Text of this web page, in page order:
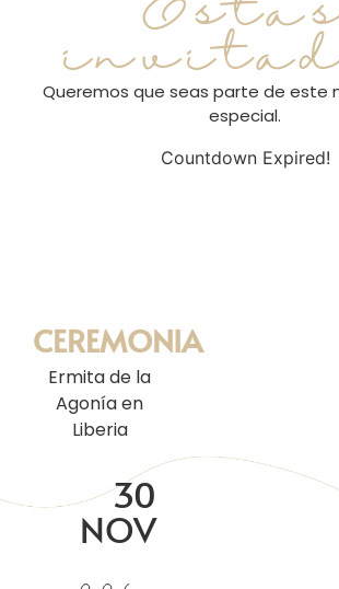
Queremos que seas parte de este
especial.
Countdown Expired!
CEREMONIA
Ermita de la
Agonía en
Liberia
30
NOV